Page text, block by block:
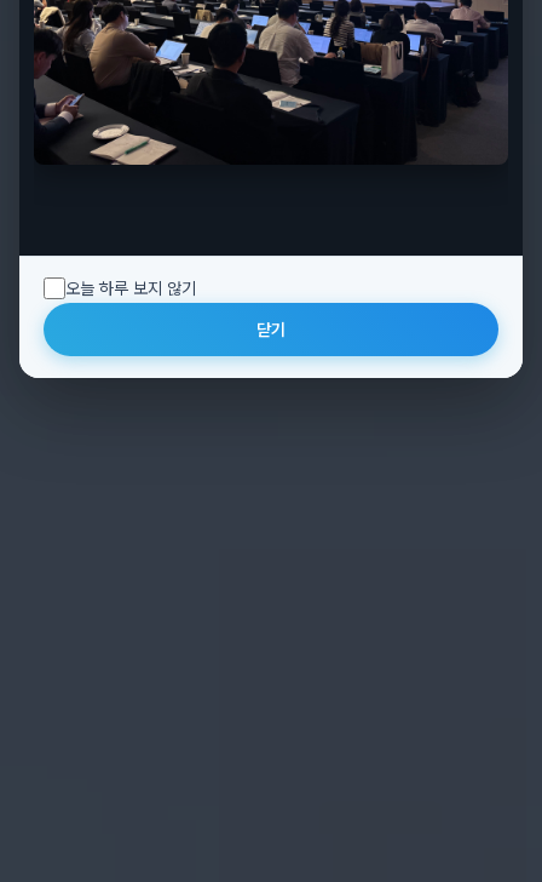
오늘 하루 보지 않기
닫기
추구하는 기업
CONTINUE